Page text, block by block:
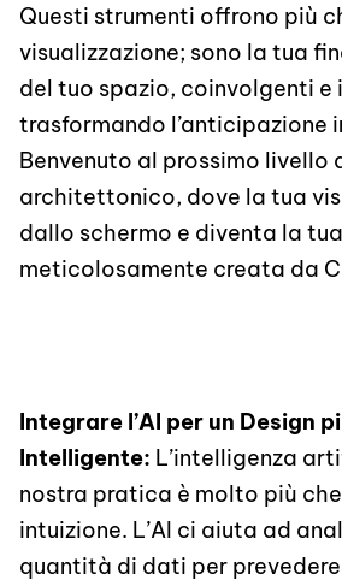
Questi strumenti offrono più
visualizzazione; sono la tua
del tuo spazio, coinvolgenti e
trasformando l’anticipazione
Benvenuto al prossimo livello
architettonico, dove la tua
dallo schermo e diventa la
meticolosamente creata da
Integrare l’AI per un Design
Intelligente: L’intelligenza
nostra pratica è molto più
intuizione. L’AI ci aiuta ad
quantità di dati per